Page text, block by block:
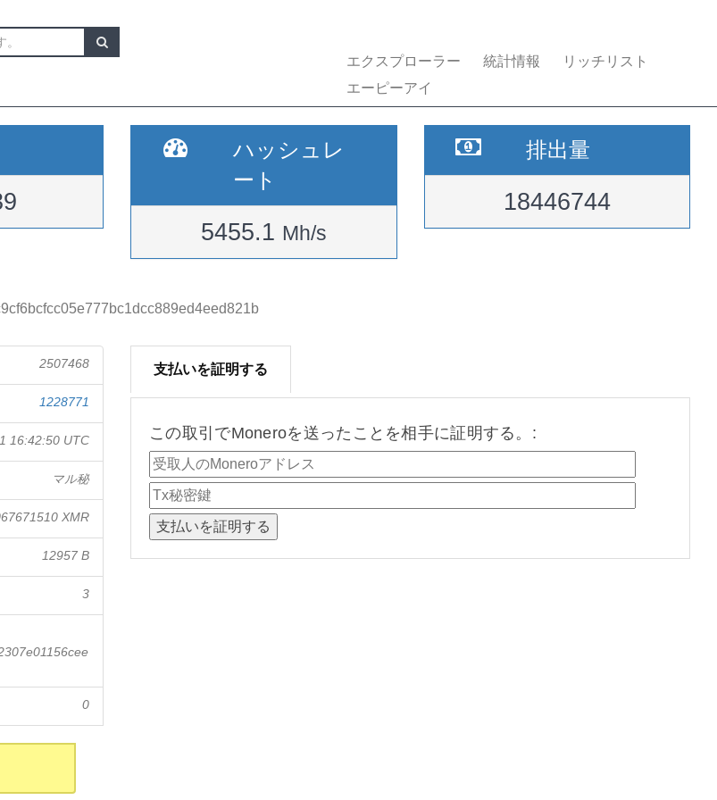
エクスプローラー 統計情報
リッチリスト
エーピーアイ
ハッシュレ
ート
5455.1 Mh/s
排出量
18446744
2507468
1228771
16:42:50 UTC
マル秘
XMR
12957 B
3
0
支払いを証明する
この取引でMoneroを送ったことを相手に証明する。: